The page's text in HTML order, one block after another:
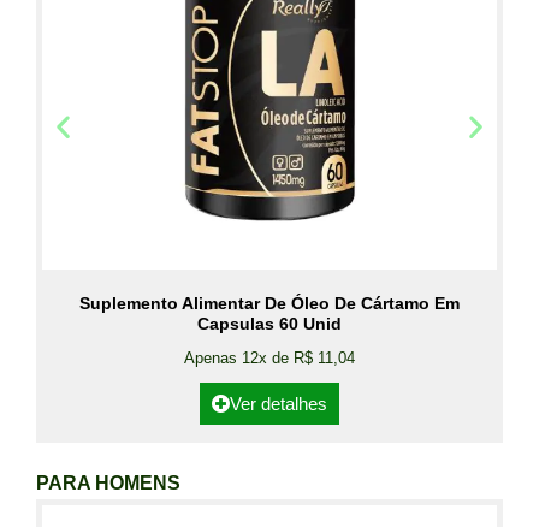
Suplemento Alimentar De Óleo De Cártamo Em
Capsulas 60 Unid
Apenas 12x de R$ 11,04
Ver detalhes
PARA HOMENS